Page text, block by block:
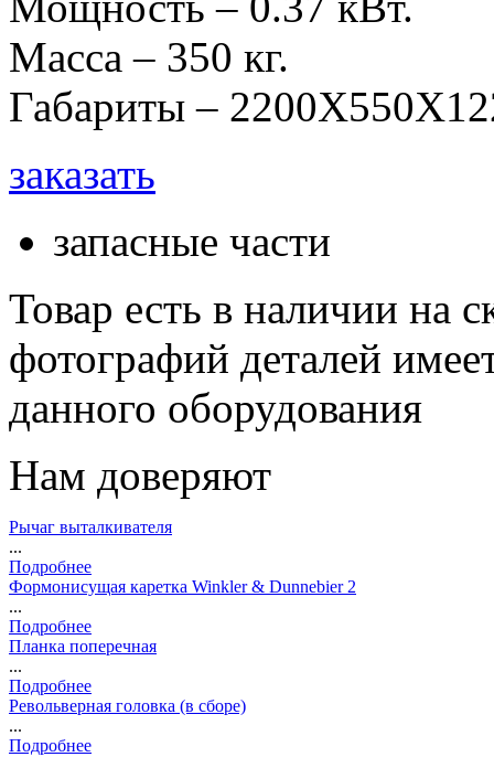
Масса – 350 кг.
Габариты –
заказать
запасные части
Товар есть в наличии на
фотографий деталей
данного оборудования
Нам доверяют
Рычаг выталкивателя
...
Подробнее
Формонисущая каретка Winkler & Dunnebier 2
...
Подробнее
Планка поперечная
...
Подробнее
Револьверная головка (в сборе)
...
Подробнее